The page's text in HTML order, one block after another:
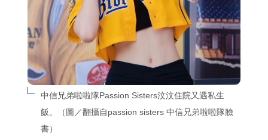
中信兄弟啦啦隊Passion Sisters汶汶住院又遇私生
飯。（圖／翻攝自passion sisters 中信兄弟啦啦隊臉
書）